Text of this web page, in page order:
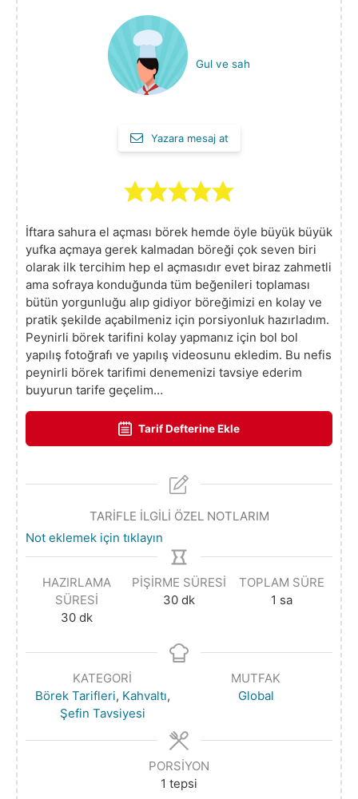
Gul ve sah
Yazara mesaj at
İftara sahura el açması börek hemde öyle büyük büyük
yufka açmaya gerek kalmadan böreği çok seven biri
olarak ilk tercihim hep el açmasıdır evet biraz zahmetli
ama sofraya konduğunda tüm beğenileri toplaması
bütün yorgunluğu alıp gidiyor böreğimizi en kolay ve
pratik şekilde açabilmeniz için porsiyonluk hazırladım.
Peynirli börek tarifini kolay yapmanız için bol bol
yapılış fotoğrafı ve yapılış videosunu ekledim. Bu nefis
peynirli börek tarifimi denemenizi tavsiye ederim
buyurun tarife geçelim…
Tarif Defterine Ekle
TARİFLE İLGİLİ ÖZEL NOTLARIM
Not eklemek için tıklayın
HAZIRLAMA
SÜRESI
30 dk
PIŞIRME SÜRESI
30 dk
TOPLAM SÜRE
1 sa
KATEGORI
Börek Tarifleri, Kahvaltı,
Şefin Tavsiyesi
MUTFAK
Global
PORSIYON
1 tepsi